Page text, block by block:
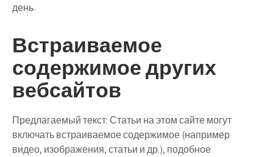
день.
Встраиваемое
содержимое других
вебсайтов
Предлагаемый текст:Статьи на этом сайте могут
включать встраиваемое содержимое (например
видео, изображения, статьи и др.), подобное